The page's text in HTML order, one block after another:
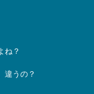
ね？
違うの？